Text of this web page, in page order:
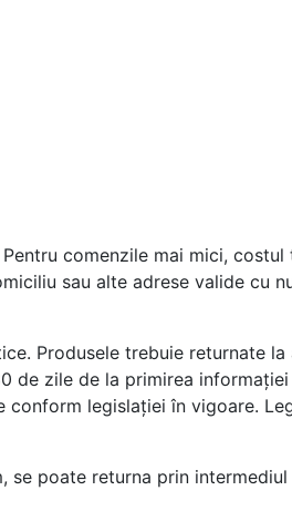
comenzile mai mici,
sau alte adrese valide cu
Produsele trebuie returnate
de zile de la primirea
legislației în vigoare.
se poate returna prin